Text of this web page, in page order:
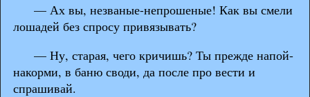
— Ах вы, незваные-непрошеные! Как вы смели
лошадей без спросу привязывать?
— Ну, старая, чего кричишь? Ты прежде напой-
накорми, в баню своди, да после про вести и
спрашивай.